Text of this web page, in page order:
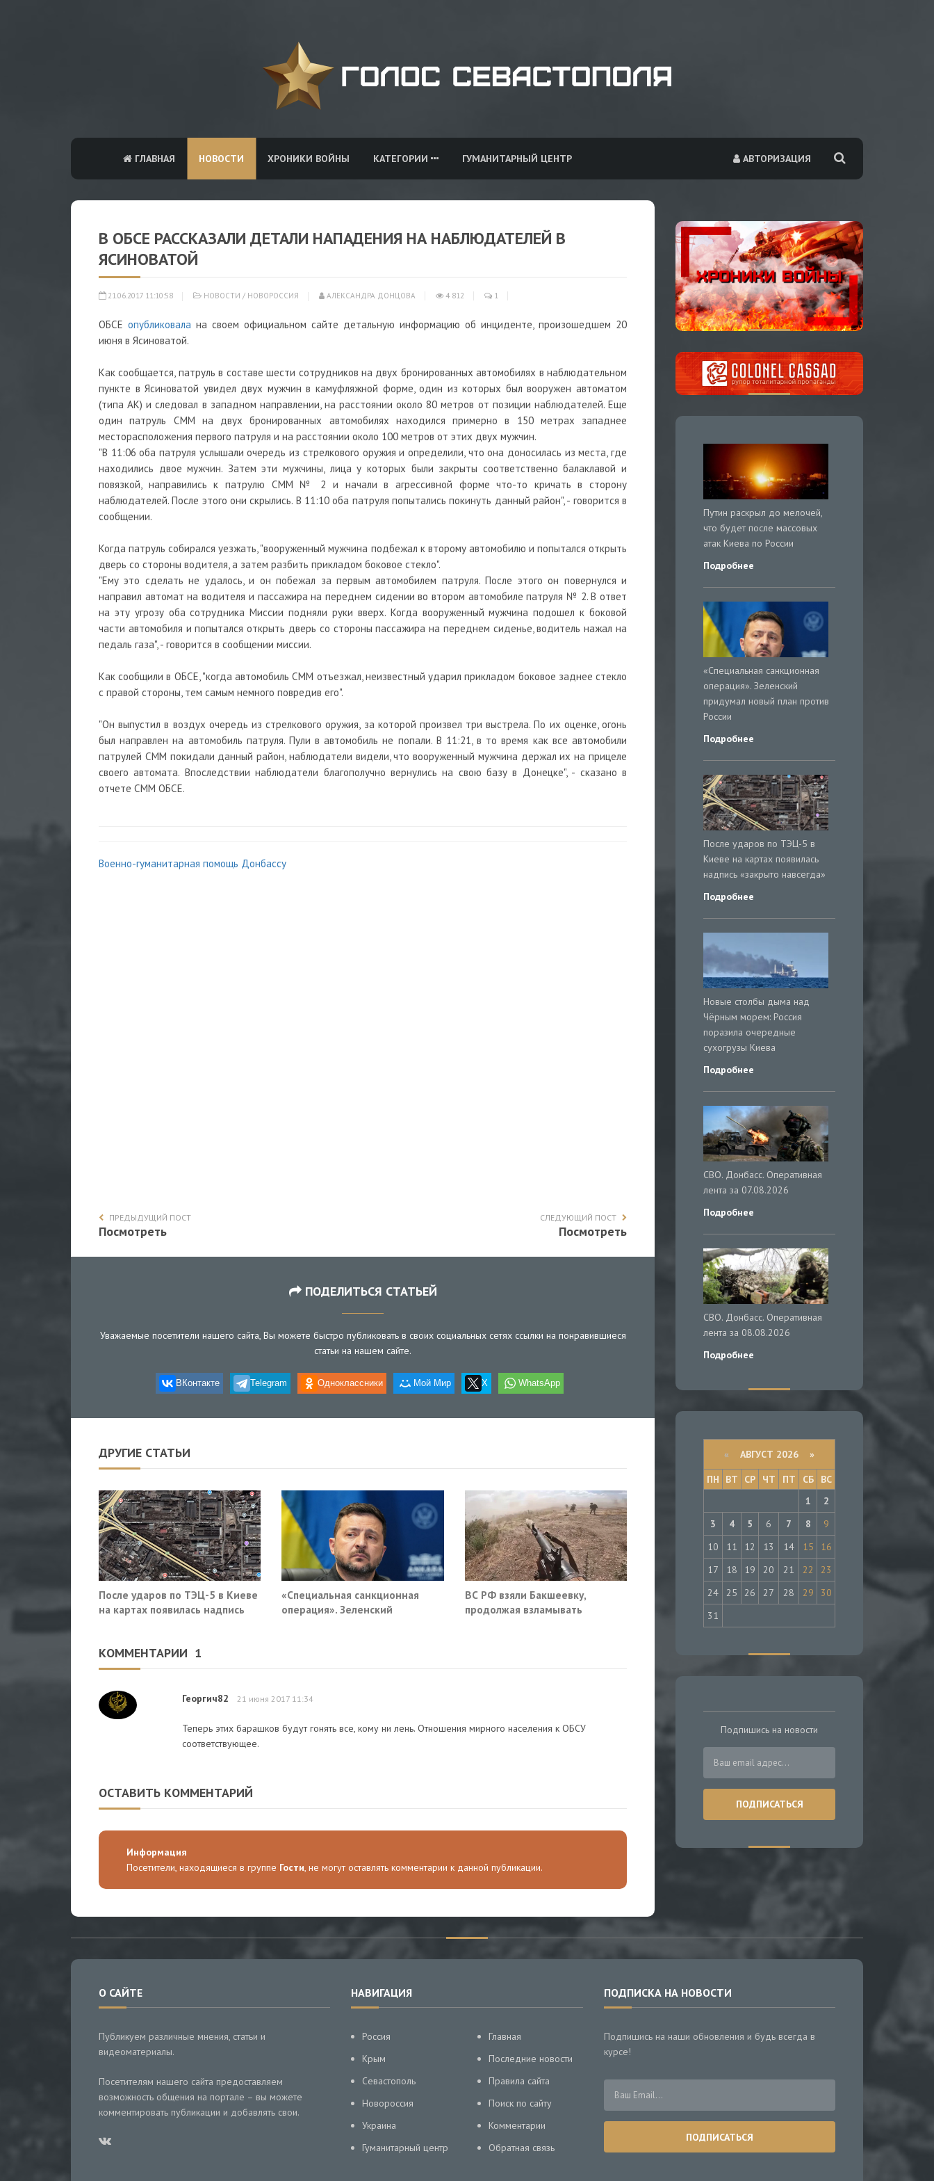
АВТОРИЗАЦИЯ
ГЛАВНАЯ НОВОСТИ ХРОНИКИ ВОЙНЫ КАТЕГОРИИ ГУМАНИТАРНЫЙ ЦЕНТР
В ОБСЕ РАССКАЗАЛИ ДЕТАЛИ НАПАДЕНИЯ НА НАБЛЮДАТЕЛЕЙ В
ЯСИНОВАТОЙ
21.06.2017 11:10:58 НОВОСТИ / НОВОРОССИЯ АЛЕКСАНДРА ДОНЦОВА 4 812 1
ОБСЕ опубликовала на своем официальном сайте детальную информацию об инциденте, произошедшем 20
июня в Ясиноватой.
Как сообщается, патруль в составе шести сотрудников на двух бронированных автомобилях в наблюдательном
пункте в Ясиноватой увидел двух мужчин в камуфляжной форме, один из которых был вооружен автоматом
(типа АК) и следовал в западном направлении, на расстоянии около 80 метров от позиции наблюдателей. Еще
один патруль СММ на двух бронированных автомобилях находился примерно в 150 метрах западнее
месторасположения первого патруля и на расстоянии около 100 метров от этих двух мужчин.
"В 11:06 оба патруля услышали очередь из стрелкового оружия и определили, что она доносилась из места, где
находились двое мужчин. Затем эти мужчины, лица у которых были закрыты соответственно балаклавой и
повязкой, направились к патрулю СММ № 2 и начали в агрессивной форме что-то кричать в сторону
наблюдателей. После этого они скрылись. В 11:10 оба патруля попытались покинуть данный район", - говорится в
сообщении.
Когда патруль собирался уезжать, "вооруженный мужчина подбежал к второму автомобилю и попытался открыть
дверь со стороны водителя, а затем разбить прикладом боковое стекло".
"Ему это сделать не удалось, и он побежал за первым автомобилем патруля. После этого он повернулся и
направил автомат на водителя и пассажира на переднем сидении во втором автомобиле патруля № 2. В ответ
на эту угрозу оба сотрудника Миссии подняли руки вверх. Когда вооруженный мужчина подошел к боковой
части автомобиля и попытался открыть дверь со стороны пассажира на переднем сиденье, водитель нажал на
педаль газа", - говорится в сообщении миссии.
Как сообщили в ОБСЕ, "когда автомобиль СММ отъезжал, неизвестный ударил прикладом боковое заднее стекло
с правой стороны, тем самым немного повредив его".
"Он выпустил в воздух очередь из стрелкового оружия, за которой произвел три выстрела. По их оценке, огонь
был направлен на автомобиль патруля. Пули в автомобиль не попали. В 11:21, в то время как все автомобили
патрулей СММ покидали данный район, наблюдатели видели, что вооруженный мужчина держал их на прицеле
своего автомата. Впоследствии наблюдатели благополучно вернулись на свою базу в Донецке", - сказано в
отчете СММ ОБСЕ.
Военно-гуманитарная помощь Донбассу
ПРЕДЫДУЩИЙ ПОСТ
Посмотреть
СЛЕДУЮЩИЙ ПОСТ
Посмотреть
ПОДЕЛИТЬСЯ СТАТЬЕЙ
Уважаемые посетители нашего сайта, Вы можете быстро публиковать в своих социальных сетях ссылки на понравившиеся
статьи на нашем сайте.
ВКонтакте Telegram Одноклассники Мой Мир X WhatsApp
ДРУГИЕ СТАТЬИ
После ударов по ТЭЦ-5 в Киеве
на картах появилась надпись
«Специальная санкционная
операция». Зеленский
ВС РФ взяли Бакшеевку,
продолжая взламывать
КОММЕНТАРИИ 1
Георгич82 21 июня 2017 11:34
Теперь этих барашков будут гонять все, кому ни лень. Отношения мирного населения к ОБСУ
соответствующее.
ОСТАВИТЬ КОММЕНТАРИЙ
Информация
Посетители, находящиеся в группе Гости, не могут оставлять комментарии к данной публикации.
Путин раскрыл до мелочей,
что будет после массовых
атак Киева по России
Подробнее
«Специальная санкционная
операция». Зеленский
придумал новый план против
России
Подробнее
После ударов по ТЭЦ-5 в
Киеве на картах появилась
надпись «закрыто навсегда»
Подробнее
Новые столбы дыма над
Чёрным морем: Россия
поразила очередные
сухогрузы Киева
Подробнее
СВО. Донбасс. Оперативная
лента за 07.08.2026
Подробнее
СВО. Донбасс. Оперативная
лента за 08.08.2026
Подробнее
« АВГУСТ 2026 »
ПН
ВТ СР ЧТ ПТ СБ
ВС
1
2
3
4 5 6 7 8
9
10
11 12 13 14 15
16
17
18 19 20 21 22
23
24
25 26 27 28 29
30
31
Подпишись на новости
О САЙТЕ
Публикуем различные мнения, статьи и
видеоматериалы.
Посетителям нашего сайта предоставляем
возможность общения на портале – вы можете
комментировать публикации и добавлять свои.
НАВИГАЦИЯ
Россия
Крым
Севастополь
Новороссия
Украина
Гуманитарный центр
Главная
Последние новости
Правила сайта
Поиск по сайту
Комментарии
Обратная связь
ПОДПИСКА НА НОВОСТИ
Подпишись на наши обновления и будь всегда в
курсе!